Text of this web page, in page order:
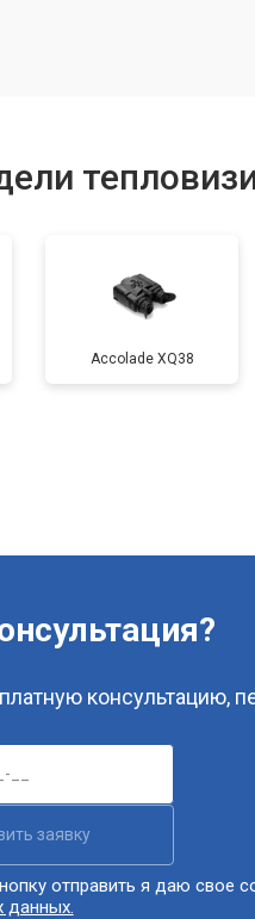
Accolade XQ38
консультацию,
заявку
отправить я даю свое
данных.